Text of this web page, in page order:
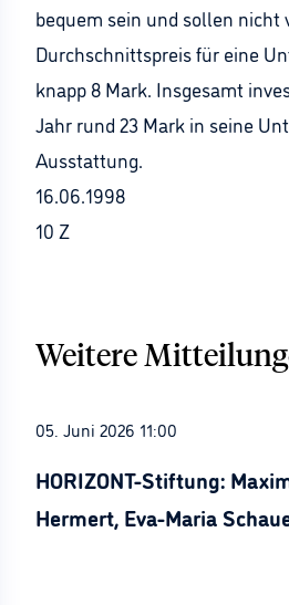
bequem sein und sollen nicht
Durchschnittspreis für eine
knapp 8 Mark. Insgesamt
Jahr rund 23 Mark in seine
Ausstattung.
16.06.1998
10 Z
Weitere
05. Juni 2026 11:00
HORIZONT-Stiftung:
Hermert, Eva-Maria